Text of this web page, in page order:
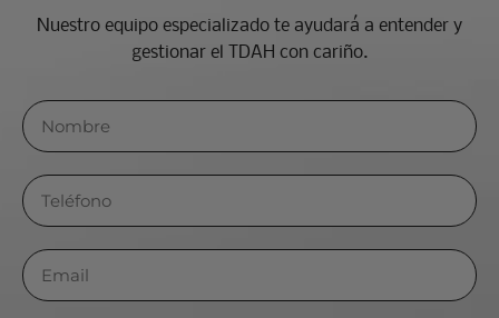
Nuestro equipo especializado te ayudará a entender y
gestionar el TDAH con cariño.​